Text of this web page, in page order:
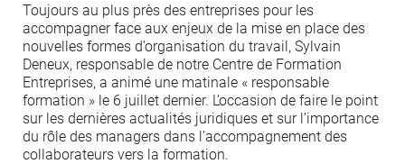
Toujours au plus près des entreprises pour les
accompagner face aux enjeux de la mise en place des
nouvelles formes d’organisation du travail, Sylvain
Deneux, responsable de notre Centre de Formation
Entreprises, a animé une matinale « responsable
formation » le 6 juillet dernier. L’occasion de faire le point
sur les dernières actualités juridiques et sur l’importance
du rôle des managers dans l’accompagnement des
collaborateurs vers la formation.